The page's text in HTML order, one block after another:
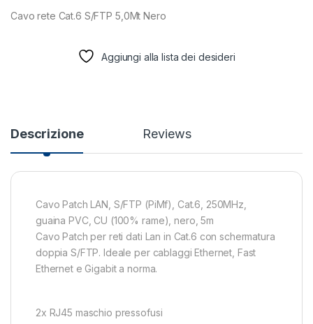
Cavo rete Cat.6 S/FTP 5,0Mt Nero
Aggiungi alla lista dei desideri
Descrizione Reviews
Cavo Patch LAN, S/FTP (PiMf), Cat.6, 250MHz,
guaina PVC, CU (100% rame), nero, 5m
Cavo Patch per reti dati Lan in Cat.6 con schermatura
doppia S/FTP. Ideale per cablaggi Ethernet, Fast
Ethernet e Gigabit a norma.
2x RJ45 maschio pressofusi